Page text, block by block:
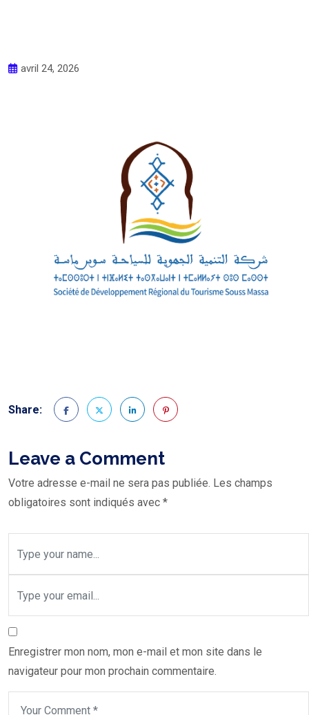
avril 24, 2026
Share:
Leave a Comment
Votre adresse e-mail ne sera pas publiée. Les champs
obligatoires sont indiqués avec *
Enregistrer mon nom, mon e-mail et mon site dans le
navigateur pour mon prochain commentaire.